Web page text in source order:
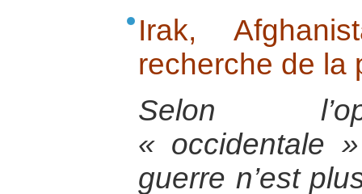
Irak,
recherche de la
Selon
« occidentale
guerre n’est